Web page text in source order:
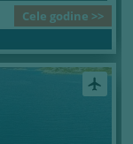
Cele godine >>
airplanemode_active